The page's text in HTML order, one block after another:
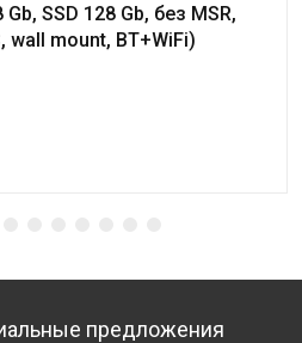
SSD 128 Gb, без MSR,
wall mount, BT+WiFi)
предложения